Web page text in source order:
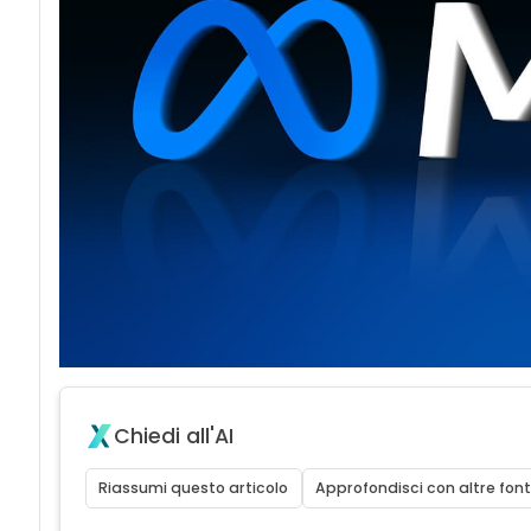
Chiedi all'AI
Riassumi questo articolo Approfondisci con altre